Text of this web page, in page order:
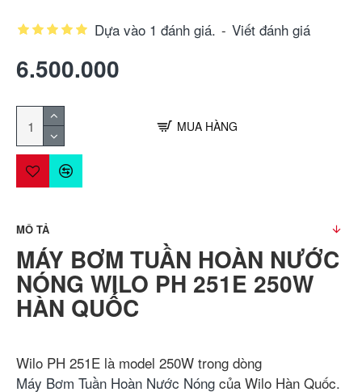
Dựa vào 1 đánh giá. - Viết đánh giá
6.500.000
MUA HÀNG
MÔ TẢ
MÁY BƠM TUẦN HOÀN NƯỚC
NÓNG WILO PH 251E 250W
HÀN QUỐC
Wilo PH 251E là model 250W trong dòng
Máy Bơm Tuần Hoàn Nước Nóng của Wilo Hàn Quốc.